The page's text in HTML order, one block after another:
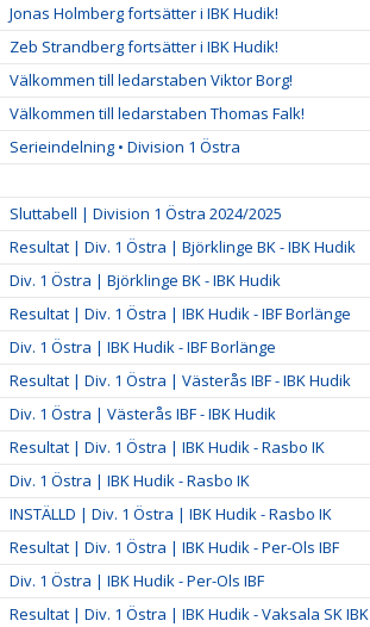
Jonas Holmberg fortsätter i IBK Hudik!
Zeb Strandberg fortsätter i IBK Hudik!
Välkommen till ledarstaben Viktor Borg!
Välkommen till ledarstaben Thomas Falk!
Serieindelning • Division 1 Östra
Sluttabell | Division 1 Östra 2024/2025
Resultat | Div. 1 Östra | Björklinge BK - IBK Hudik
Div. 1 Östra | Björklinge BK - IBK Hudik
Resultat | Div. 1 Östra | IBK Hudik - IBF Borlänge
Div. 1 Östra | IBK Hudik - IBF Borlänge
Resultat | Div. 1 Östra | Västerås IBF - IBK Hudik
Div. 1 Östra | Västerås IBF - IBK Hudik
Resultat | Div. 1 Östra | IBK Hudik - Rasbo IK
Div. 1 Östra | IBK Hudik - Rasbo IK
INSTÄLLD | Div. 1 Östra | IBK Hudik - Rasbo IK
Resultat | Div. 1 Östra | IBK Hudik - Per-Ols IBF
Div. 1 Östra | IBK Hudik - Per-Ols IBF
Resultat | Div. 1 Östra | IBK Hudik - Vaksala SK IBK